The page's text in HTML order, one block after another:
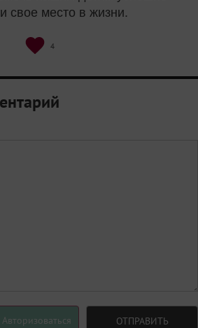
свое место в жизни.
4
Авторизоваться ОТПРАВИТЬ